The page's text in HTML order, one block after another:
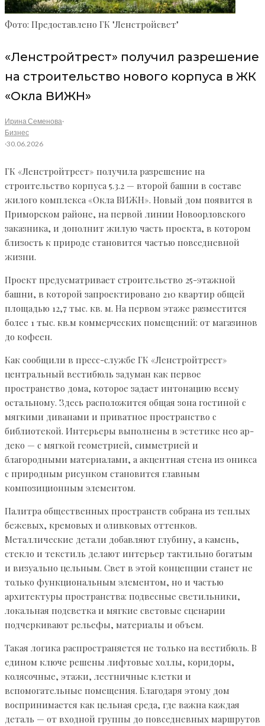
Фото: Предоставлено ГК "Ленстройсвет"
«Ленстройтрест» получил разрешение
на строительство нового корпуса в ЖК
«Окла ВИЖН»
Ирина Семенова·
Бизнес
·30.06.2026
ГК «Ленстройтрест» получила разрешение на
строительство корпуса 5.3.2 — второй башни в составе
жилого комплекса «Окла ВИЖН». Новый дом появится в
Приморском районе, на первой линии Новоорловского
заказника, и дополнит жилую часть проекта, в котором
близость к природе становится частью повседневной
жизни.
Проект предусматривает строительство 25-этажной
башни, в которой запроектировано 210 квартир общей
площадью 12,7 тыс. кв. м. На первом этаже разместится
более 1 тыс. кв.м коммерческих помещений: от магазинов
до кофеен.
Как сообщили в пресс-службе ГК «Ленстройтрест»
центральный вестибюль задуман как первое
пространство дома, которое задает интонацию всему
остальному. Здесь расположится общая зона гостиной с
мягкими диванами и приватное пространство с
библиотекой. Интерьеры выполнены в эстетике нео ар-
деко — с мягкой геометрией, симметрией и
благородными материалами, а акцентная стена из оникса
с природным рисунком становится главным
композиционным элементом.
Палитра общественных пространств собрана из теплых
бежевых, кремовых и оливковых оттенков.
Металлические детали добавляют глубину, а камень,
стекло и текстиль делают интерьер тактильно богатым
и визуально цельным. Свет в этой концепции станет не
только функциональным элементом, но и частью
архитектуры пространства: подвесные светильники,
локальная подсветка и мягкие световые сценарии
подчеркивают рельефы, материалы и объем.
Такая логика распространяется не только на вестибюль. В
едином ключе решены лифтовые холлы, коридоры,
колясочные, этажи, лестничные клетки и
вспомогательные помещения. Благодаря этому дом
воспринимается как цельная среда, где важна каждая
деталь — от входной группы до повседневных маршрутов